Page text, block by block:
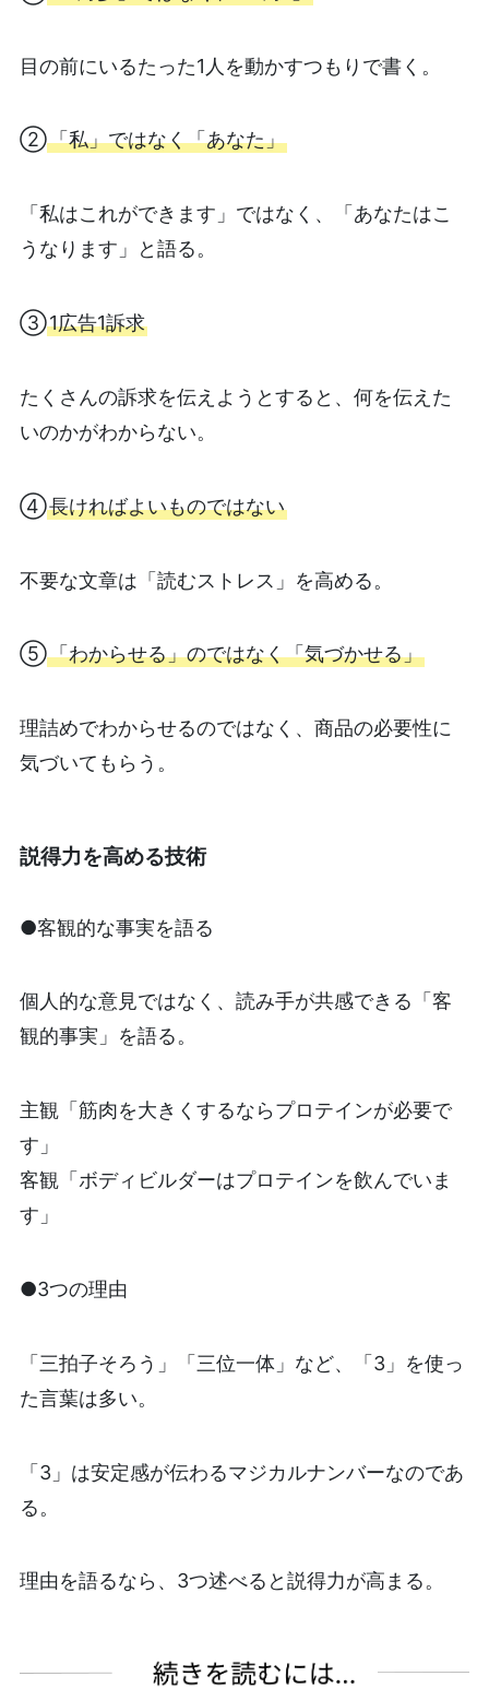
目の前にいるたった1人を動かすつもりで書く。
②「私」ではなく「あなた」
「私はこれができます」ではなく、「あなたはこ
うなります」と語る。
③1広告1訴求
たくさんの訴求を伝えようとすると、何を伝えた
いのかがわからない。
④長ければよいものではない
不要な文章は「読むストレス」を高める。
⑤「わからせる」のではなく「気づかせる」
理詰めでわからせるのではなく、商品の必要性に
気づいてもらう。
説得力を高める技術
●客観的な事実を語る
個人的な意見ではなく、読み手が共感できる「客
観的事実」を語る。
主観「筋肉を大きくするならプロテインが必要で
す」
客観「ボディビルダーはプロテインを飲んでいま
す」
●3つの理由
「三拍子そろう」「三位一体」など、「3」を使っ
た言葉は多い。
「3」は安定感が伝わるマジカルナンバーなのであ
る。
理由を語るなら、3つ述べると説得力が高まる。